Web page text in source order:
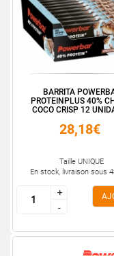
BARRITA
PROTEINPLUS 40%
COCO CRISP 12
28,18€
Taille UNIQUE
En stock, livraison sous
+
-
+
-